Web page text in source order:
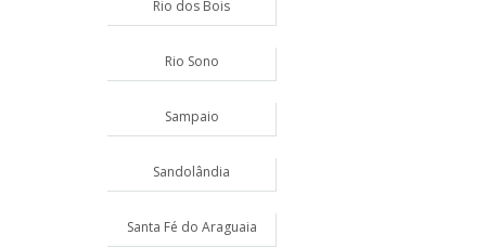
Rio dos Bois
Rio Sono
Sampaio
Sandolândia
Santa Fé do Araguaia